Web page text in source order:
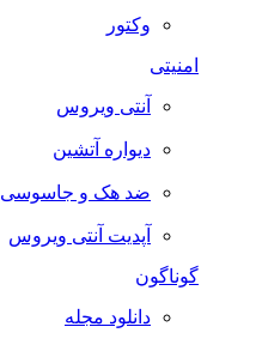
وکتور
امنیتی
آنتی ویروس
دیواره آتشین
ضد هک و جاسوسی
آپدیت آنتی ویروس
گوناگون
دانلود مجله